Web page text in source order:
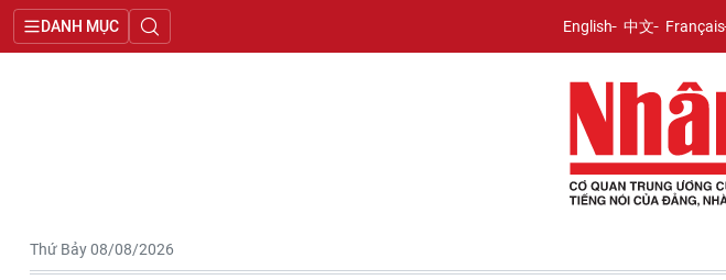
DANH MỤC English 中文 Français
Thứ Bảy 08/08/2026